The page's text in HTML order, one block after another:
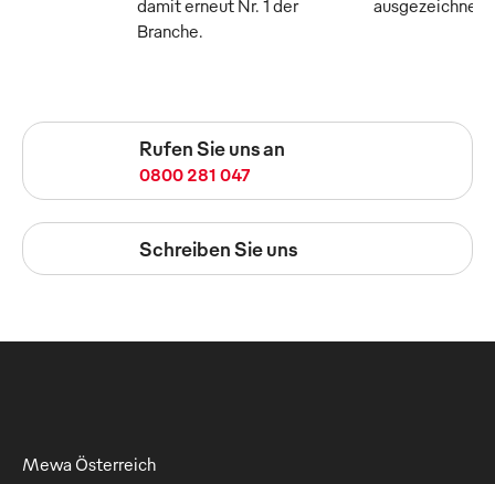
damit erneut Nr. 1 der
Branche.
ausgezeichnet
Rufen Sie uns an
0800 281 047
Schreiben Sie uns
Mewa Österreich